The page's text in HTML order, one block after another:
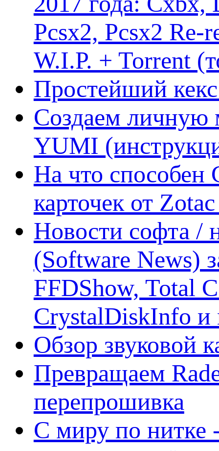
Pcsx2, Pcsx2
W.I.P. + Torrent
Простейший кекс
Создаем личную
YUMI
На что способен
карточек от
Новости софта /
(Software News)
FFDShow, Total
CrystalDiskInfo и
Обзор звуковой
Превращаем
перепрошивка
С миру по нитке